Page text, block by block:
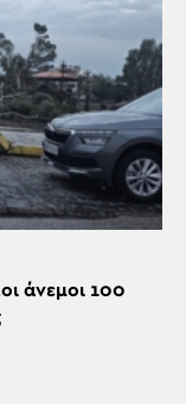
άνεμοι 100